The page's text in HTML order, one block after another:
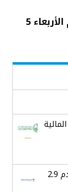
أسعار الذهب في السعودية اليوم الأربعاء 5
المركز السعودي للتنافسية والأعمال يقدم 2.9